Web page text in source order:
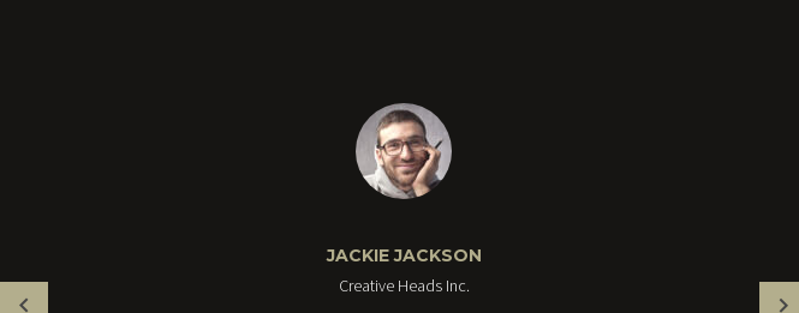
JACKIE JACKSON
Creative Heads Inc.